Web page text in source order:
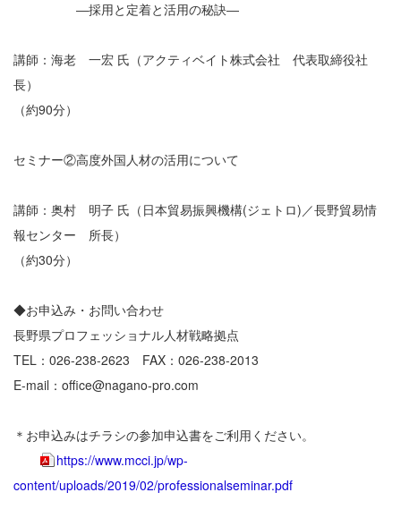
―採用と定着と活用の秘訣―
講師：海老 一宏 氏（アクティベイト株式会社 代表取締役社
長）
（約90分）
セミナー②高度外国人材の活用について
講師：奥村 明子 氏（日本貿易振興機構(ジェトロ)／長野貿易情
報センター 所長）
（約30分）
◆お申込み・お問い合わせ
長野県プロフェッショナル人材戦略拠点
TEL：026-238-2623 FAX：026-238-2013
E-mail：office@nagano-pro.com
＊お申込みはチラシの参加申込書をご利用ください。
https://www.mcci.jp/wp-
content/uploads/2019/02/professionalseminar.pdf